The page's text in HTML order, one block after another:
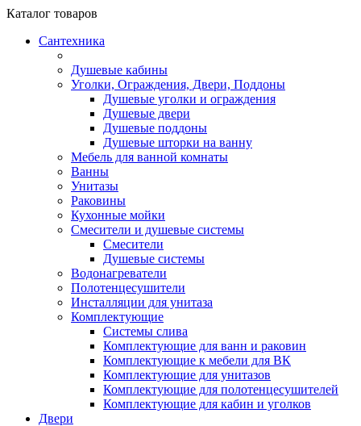
Каталог товаров
Сантехника
Душевые кабины
Уголки, Ограждения, Двери, Поддоны
Душевые уголки и ограждения
Душевые двери
Душевые поддоны
Душевые шторки на ванну
Мебель для ванной комнаты
Ванны
Унитазы
Раковины
Кухонные мойки
Смесители и душевые системы
Смесители
Душевые системы
Водонагреватели
Полотенцесушители
Инсталляции для унитаза
Комплектующие
Системы слива
Комплектующие для ванн и раковин
Комплектующие к мебели для ВК
Комплектующие для унитазов
Комплектующие для полотенцесушителей
Комплектующие для кабин и уголков
Двери